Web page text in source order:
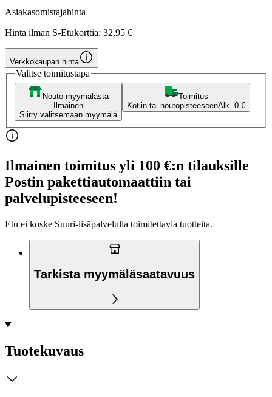
Asiakasomistajahinta
Hinta ilman S-Etukorttia: 32,95 €
Verkkokaupan hinta
Valitse toimitustapa
Nouto myymälästä
Ilmainen
Siirry valitsemaan myymälä
Toimitus
Kotiin tai noutopisteeseenAlk. 0 €
Ilmainen toimitus yli 100 €:n tilauksille
Postin pakettiautomaattiin tai
palvelupisteeseen!
Etu ei koske Suuri‑lisäpalvelulla toimitettavia tuotteita.
Tarkista myymäläsaatavuus
Tuotekuvaus